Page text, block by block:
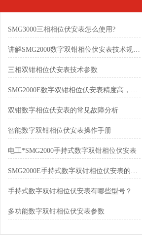
SMG3000三相相位伏安表怎么使用?
讲解SMG2000数字双钳相位伏安表技术规格参数
三相双钳相位伏安表技术参数
SMG2000E数字双钳相位伏安表精度高，测量快
双钳数字相位伏安表的常见故障分析
智能数字双钳相位伏安表操作手册
电工*SMG2000手持式数字双钳相位伏安表
SMG2000E手持式数字双钳相位伏安表的功能表现
手持式数字双钳相位伏安表有哪些型号？
多功能数字双钳相位伏安表参数